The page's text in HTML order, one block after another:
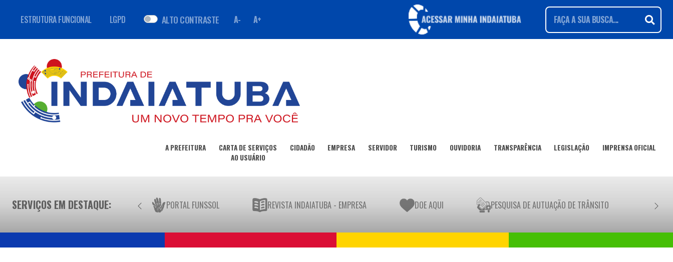
ESTRUTURA FUNCIONAL LGPD ALTO CONTRASTE A- A+
A PREFEITURA
CARTA DE SERVIÇOS
AO USUÁRIO
CIDADÃO EMPRESA SERVIDOR TURISMO OUVIDORIA TRANSPARÊNCIA LEGISLAÇÃO IMPRENSA OFICIAL
SERVIÇOS EM DESTAQUE: PORTAL FUNSSOL REVISTA INDAIATUBA - EMPRESA DOE AQUI PESQUISA DE AUTUAÇÃO DE TRÂNSITO